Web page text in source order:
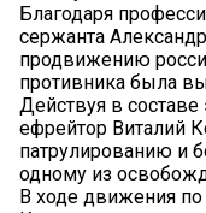
Благодаря
сержанта
продвижению
противника была
Действуя в
ефрейтор Виталий
патрулированию и
одному из
В ходе движения